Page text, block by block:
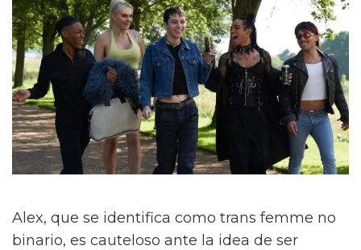
Alex, que se identifica como trans femme no
binario, es cauteloso ante la idea de ser